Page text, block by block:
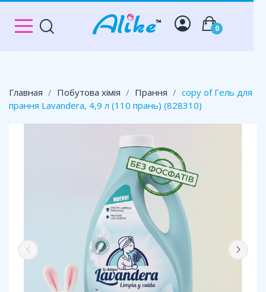
0
Главная Побутова хімія Прання
copy of Гель для
прання Lavandera, 4,9 л (110 прань) (828310)